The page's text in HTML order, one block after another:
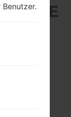
SERIE
2x1.8 GHz